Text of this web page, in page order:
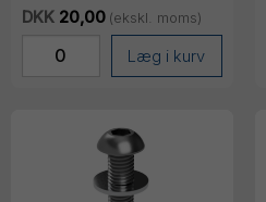
DKK 20,00 (ekskl. moms)
Læg i kurv